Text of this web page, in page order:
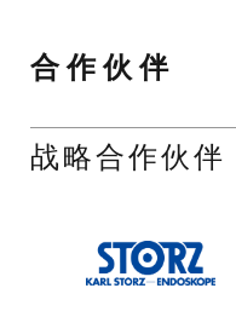
合 作 伙 伴
战略合作伙伴